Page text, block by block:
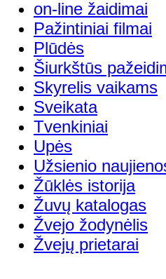
on-line žaidimai
Pažintiniai filmai
Plūdės
Šiurkštūs
Skyrelis vaikams
Sveikata
Tvenkiniai
Upės
Užsienio
Žūklės istorija
Žuvų katalogas
Žvejo žodynėlis
Žvejų prietarai